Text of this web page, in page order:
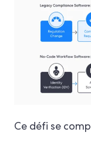
Ce défi se